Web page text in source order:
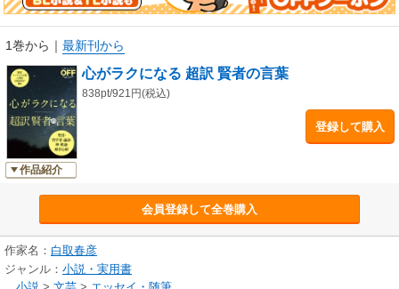
1巻から ｜ 最新刊から
作品紹介
心がラクになる 超訳 賢者の言葉
838pt/921円(税込)
登録して購入
会員登録して全巻購入
作家名： 白取春彦
ジャンル： 小説・実用書